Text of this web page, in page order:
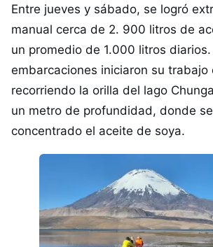
Entre jueves y sábado, se logró
manual cerca de 2. 900 litros de
un promedio de 1.000 litros diarios.
embarcaciones iniciaron su trabajo
recorriendo la orilla del lago
un metro de profundidad, donde
concentrado el aceite de soya.